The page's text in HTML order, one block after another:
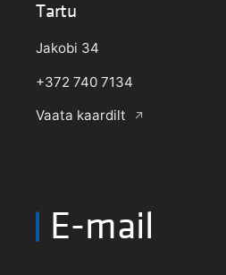
Tartu
Jakobi 34
+372 740 7134
Vaata kaardilt
E-mail